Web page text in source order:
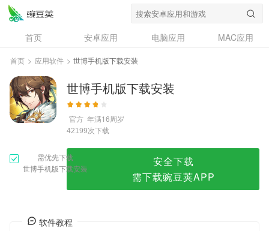
世博手机版下载安装
首页 安卓应用 电脑应用
MAC应用
资讯
专题
问答
首页 > 应用软件 > 世博手机版下载安装
世博手机版下载安装
官方 年满16周岁
42199次下载
需优先下载
世博手机版下载安装
安全下载
需下载豌豆荚APP
软件教程